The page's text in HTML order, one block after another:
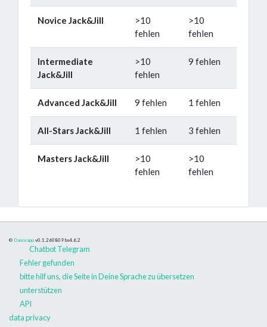
Novice Jack&Jill
>10
fehlen
>10
fehlen
Intermediate
Jack&Jill
>10
fehlen
9 fehlen
Advanced Jack&Jill 9 fehlen 1 fehlen
All-Stars Jack&Jill 1 fehlen 3 fehlen
Masters Jack&Jill
>10
fehlen
>10
fehlen
© Danceapp v0.1.260809 bs4.6.2
Chatbot Telegram
Fehler gefunden
bitte hilf uns, die Seite in Deine Sprache zu übersetzen
unterstützen
API
data privacy